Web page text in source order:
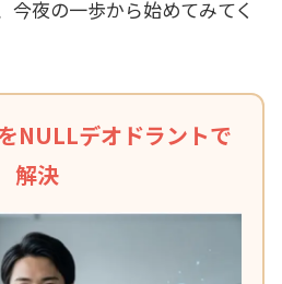
今夜の一歩から始めてみてく
NULLデオドラントで
解決